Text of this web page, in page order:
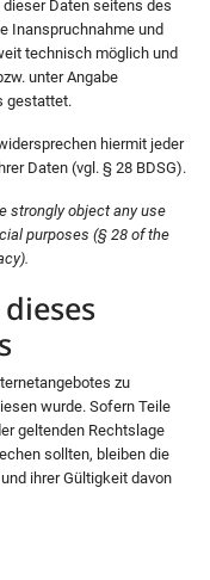
Daten seitens des
Inanspruchnahme und
technisch möglich und
unter Angabe
gestattet.
hiermit jeder
Daten (vgl. § 28 BDSG).
strongly object any use
purposes (§ 28 of the
zu
wurde. Sofern Teile
geltenden Rechtslage
sollten, bleiben die
ihrer Gültigkeit davon